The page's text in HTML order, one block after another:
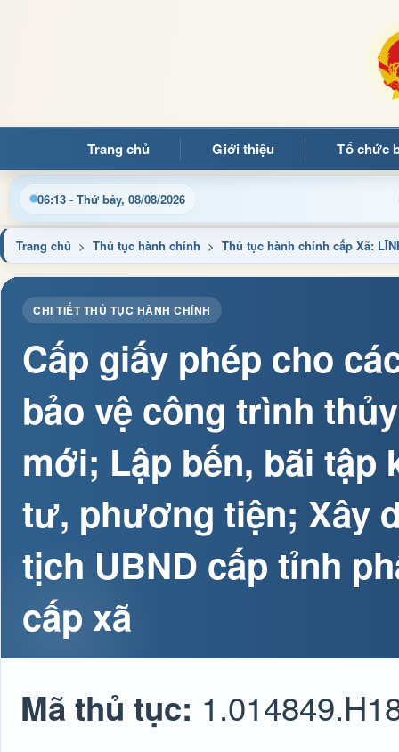
Trang chủ Giới thiệu Tổ chức
06:13 - Thứ bảy, 08/08/2026
quý bạn đọc đến với Trang thông tin điện tử xã Mường Ảng
Trang chủ > Thủ tục hành chính > Thủ tục hành chính cấp Xã:
CHI TIẾT THỦ TỤC HÀNH CHÍNH
Cấp giấy phép cho
bảo vệ công trình
mới; Lập bến, bãi tập
tư, phương tiện; Xây
tịch UBND cấp tỉnh
cấp xã
Mã thủ tục: